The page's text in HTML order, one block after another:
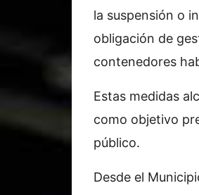
la suspensión o
obligación de
contenedores
Estas medidas
como objetivo
público.
Desde el